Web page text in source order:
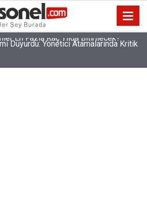
Duyurdu: Yönetici Atamalarında Kritik